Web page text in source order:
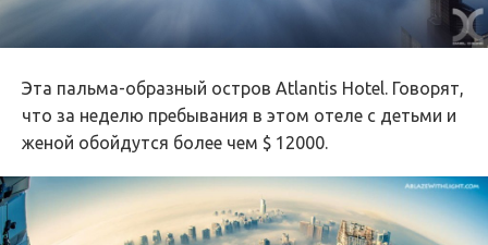
Эта пальма-образный остров Atlantis Hotel. Говорят,
что за неделю пребывания в этом отеле с детьми и
женой обойдутся более чем $ 12000.